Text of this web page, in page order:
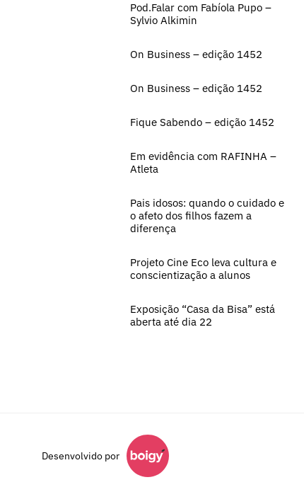
Pod.Falar com Fabíola Pupo –
Sylvio Alkimin
On Business – edição 1452
On Business – edição 1452
Fique Sabendo – edição 1452
Em evidência com RAFINHA –
Atleta
Pais idosos: quando o cuidado e
o afeto dos filhos fazem a
diferença
Projeto Cine Eco leva cultura e
conscientização a alunos
Exposição “Casa da Bisa” está
aberta até dia 22
Desenvolvido por